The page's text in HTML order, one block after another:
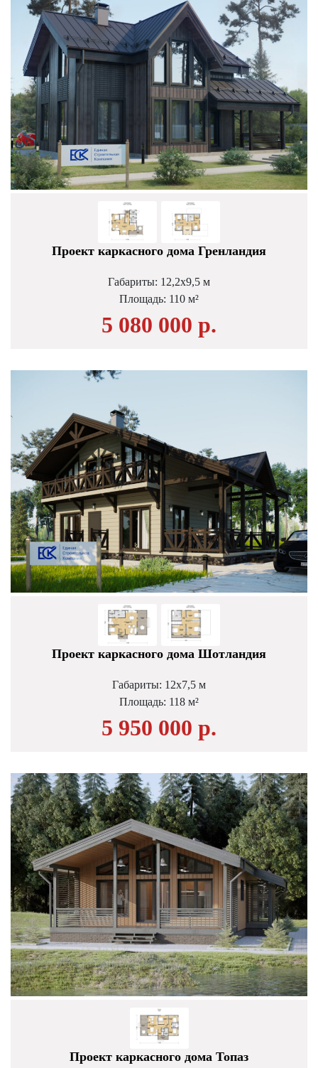
Проект каркасного дома Гренландия
Габариты: 12,2х9,5 м
Площадь: 110 м²
5 080 000 р.
Проект каркасного дома Шотландия
Габариты: 12х7,5 м
Площадь: 118 м²
5 950 000 р.
Проект каркасного дома Топаз